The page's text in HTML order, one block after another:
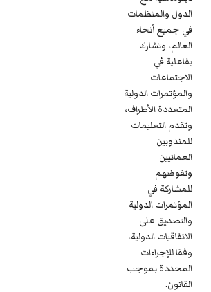
الدول والمنظمات
في جميع أنحاء
العالم، وتشارك
بفاعلية في
الاجتماعات
والمؤتمرات الدولية
المتعددة الأطراف،
وتقدم التعليمات
للمندوبين
العمانيين
وتفوضهم
للمشاركة في
المؤتمرات الدولية
والتصديق على
الاتفاقيات الدولية،
وفقا للإجراءات
المحددة بموجب
القانون.